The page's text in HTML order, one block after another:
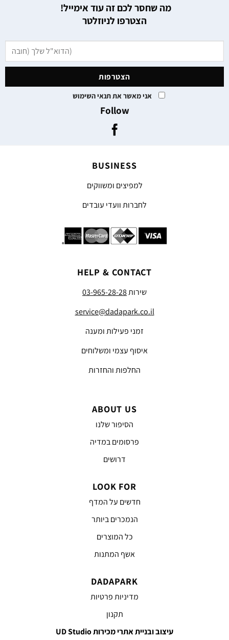
מה שחסר לכם זה עוד אימייל!
הצטרפו לניוזלטר
אני מאשר את תנאי השימוש
Follow
BUSINESS
למפיצים ומשווקים
לחברות וועדי עובדים
HELP & CONTACT
שירות03-965-28-28
service@dadapark.co.il
זמני פעילות ומענה
איסוף עצמי ומשלוחים
החלפות והחזרות
ABOUT US
הסיפור שלנו
פרסומים במדיה
דרושים
LOOK FOR
חדשים על המדף
הנמכרים ביותר
כל המוצרים
אשף המתנות
DADAPARK
מדיניות פרטיות
תקנון
עיצוב ובניית אתרי מכירות UD Studio